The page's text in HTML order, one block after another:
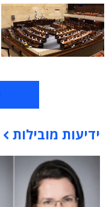
תוכן פרסומי
ידיעות מובילות